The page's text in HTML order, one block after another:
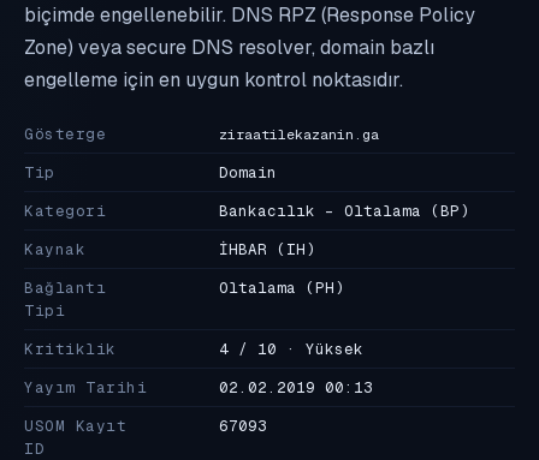
biçimde engellenebilir. DNS RPZ (Response Policy
Zone) veya secure DNS resolver, domain bazlı
engelleme için en uygun kontrol noktasıdır.
Gösterge ziraatilekazanin.ga
Tip
Domain
Kategori
Bankacılık - Oltalama (BP)
Kaynak
İHBAR (IH)
Bağlantı
Tipi
Oltalama (PH)
Kritiklik
4 / 10 · Yüksek
Yayım Tarihi
02.02.2019 00:13
USOM Kayıt
ID
67093